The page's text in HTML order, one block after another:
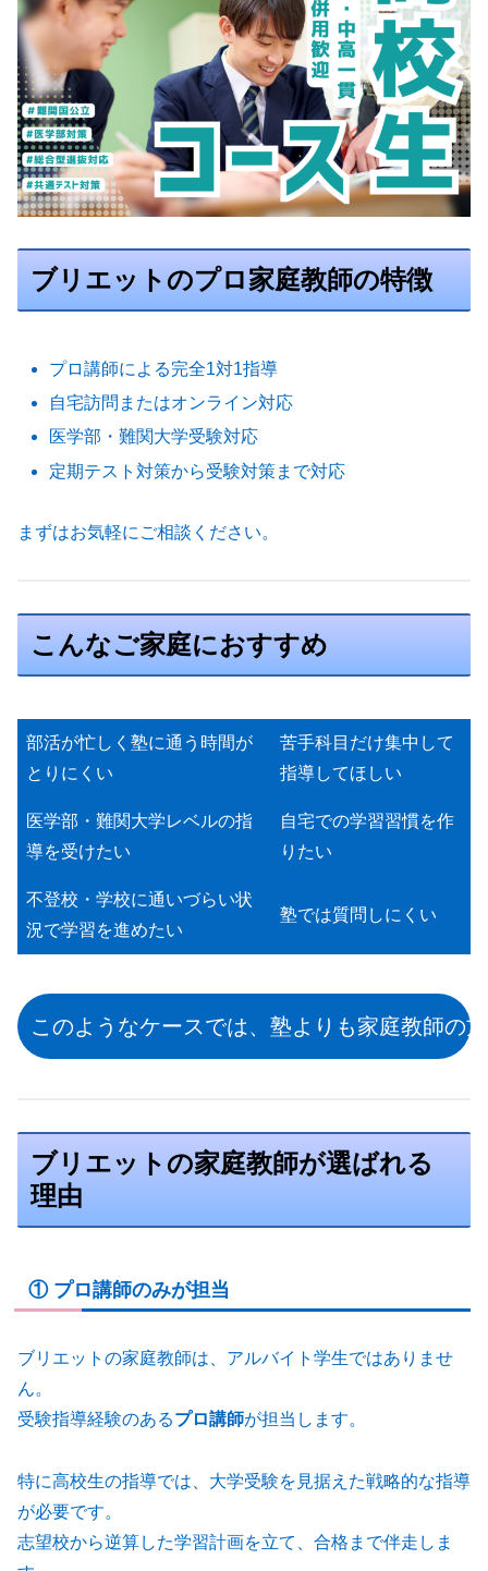
ブリエットのプロ家庭教師の特徴
プロ講師による完全1対1指導
自宅訪問またはオンライン対応
医学部・難関大学受験対応
定期テスト対策から受験対策まで対応
まずはお気軽にご相談ください。
こんなご家庭におすすめ
部活が忙しく塾に通う時間が
とりにくい
苦手科目だけ集中して
指導してほしい
医学部・難関大学レベルの指
導を受けたい
自宅での学習習慣を作
りたい
不登校・学校に通いづらい状
況で学習を進めたい
塾では質問しにくい
このようなケースでは、塾よりも家庭教師の
ブリエットの家庭教師が選ばれる
理由
① プロ講師のみが担当
ブリエットの家庭教師は、アルバイト学生ではありませ
ん。
受験指導経験のあるプロ講師が担当します。
特に高校生の指導では、大学受験を見据えた戦略的な指導
が必要です。
志望校から逆算した学習計画を立て、合格まで伴走しま